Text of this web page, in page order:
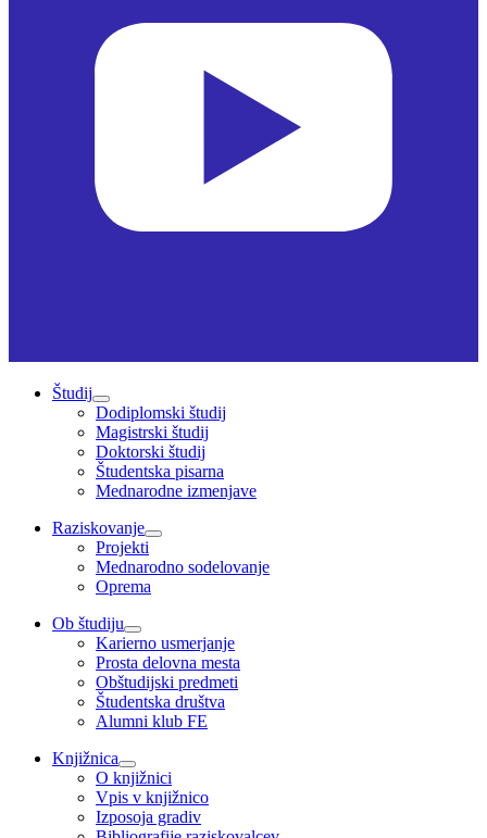
Študij
Dodiplomski študij
Magistrski študij
Doktorski študij
Študentska pisarna
Mednarodne izmenjave
Raziskovanje
Projekti
Mednarodno sodelovanje
Oprema
Ob študiju
Karierno usmerjanje
Prosta delovna mesta
Obštudijski predmeti
Študentska društva
Alumni klub FE
Knjižnica
O knjižnici
Vpis v knjižnico
Izposoja gradiv